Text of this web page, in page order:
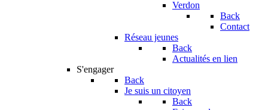
Verdon
Back
Contact
Réseau jeunes
Back
Actualités en lien
S'engager
Back
Je suis un citoyen
Back